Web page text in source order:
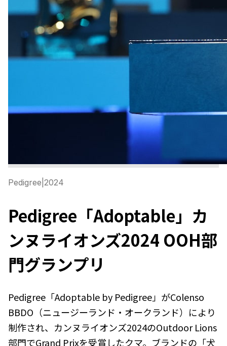
Pedigree 2024
Pedigree「Adoptable」カ
ンヌライオンズ2024 OOH部
門グランプリ
Pedigree「Adoptable by Pedigree」がColenso
BBDO（ニュージーランド・オークランド）により
制作され、カンヌライオンズ2024のOutdoor Lions
部門でGrand Prixを受賞したクマ。ブランドの「犬